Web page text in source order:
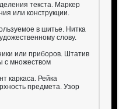
текста. Маркер
или конструкции.
в шитье. Нитка
слову.
или приборов. Штатив
с множеством
каркаса. Рейка
предмета. Узор